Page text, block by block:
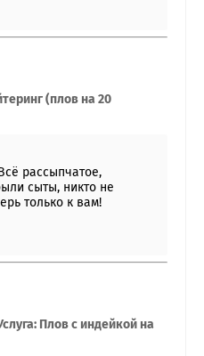
(плов на 20
рассыпчатое,
сыты, никто не
только к вам!
Плов с индейкой на